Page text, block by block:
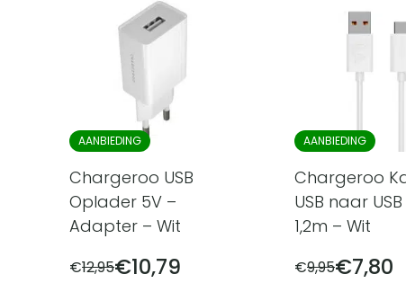
AANBIEDING
Chargeroo USB
Oplader 5V –
Adapter – Wit
€12,95€10,79
AANBIEDING
Chargeroo
USB naar
1,2m – Wit
€9,95€7,80